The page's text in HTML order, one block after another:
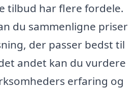
tilbud har flere fordele.
du sammenligne priser
der passer bedst til
andet kan du vurdere
erfaring og